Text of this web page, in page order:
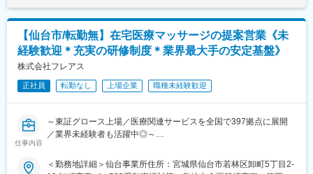
するためのサポートをお願いします。
■業務詳細：
朝礼・関係部署との打合せ→ルート確認→患者様に合わせた医療
物品の準備→現地までの運転→診療フォロー（電子カルテや処方
箋などの入力・保険証類の確認・ご家族との情報交換・次回日程
の相談など）→帰院→物品の補充、関係事業者への連絡、翌日以
降の準備や夜間対応の申し送りなど→終業
※診療件数は概ね1日8－10件程度となります。（診療20分、移動
10分のサイクル）
■当法人の医療体制：
【仙台市/転勤無】在宅医療マッサージの提案営業《未
経験歓迎＊充実の研修制度＊業界最大手の安定基盤》
株式会社フレアス
正社員 転勤なし 上場企業 職種未経験歓迎
仕事内容
～東証グロース上場／医療関連サービスを全国で397拠点に展開
／業界未経験者も活躍中◎～
＼おすすめポイント／
・東証グロース上場企業であり、在宅医療ニーズの拡大を背景
＜勤務地詳細＞仙台事業所住所：宮城県仙台市若林区卸町5丁目2-